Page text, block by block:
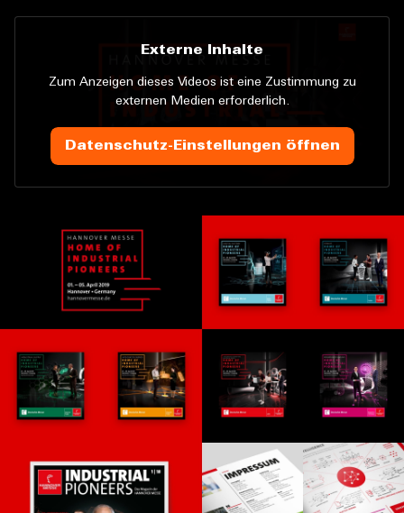
Externe Inhalte
Zum Anzeigen dieses Videos ist eine Zustimmung zu
externen Medien erforderlich.
Datenschutz-Einstellungen öffnen